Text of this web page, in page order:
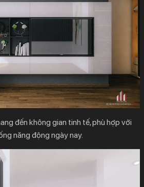
đến không gian tinh tế, phù hợp với
năng động ngày nay.